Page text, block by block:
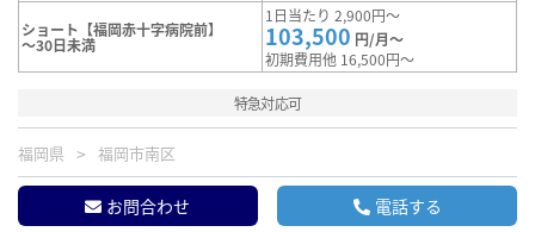
ショート【福岡赤十字病院前】
～30日未満
1日当たり 2,900円～
103,500 円/月～
初期費用他 16,500円～
特急対応可
福岡県 福岡市南区
お問合わせ 電話する